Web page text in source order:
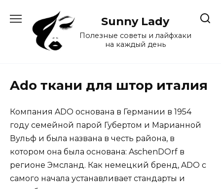
содержанию
Sunny Lady
Полезные советы и лайфхаки
на каждый день
Ado ткани для штор италия
Компания ADO основана в Германии в 1954
году семейной парой Губертом и Марианной
Вульф и была названа в честь района, в
котором она была основана: AschenDOrf в
регионе Эмсланд. Как немецкий бренд, ADO с
самого начала устанавливает стандарты и